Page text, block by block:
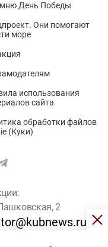
День Победы
Они помогают
море
использования
сайта
обработки файлов
(Куки)
2